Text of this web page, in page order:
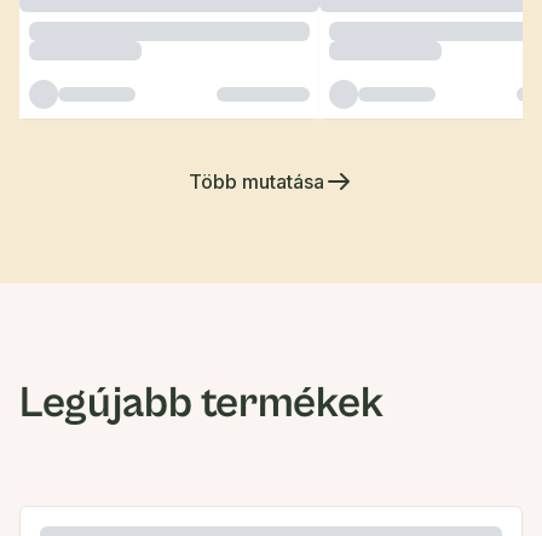
Több mutatása
Legújabb termékek